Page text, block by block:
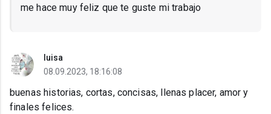
me hace muy feliz que te guste mi trabajo
luisa
08.09.2023, 18:16:08
buenas historias, cortas, concisas, llenas placer, amor y
finales felices.